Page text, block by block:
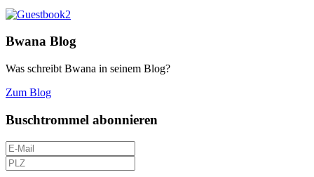
Bwana Blog
Was schreibt Bwana in seinem Blog?
Zum Blog
Buschtrommel abonnieren